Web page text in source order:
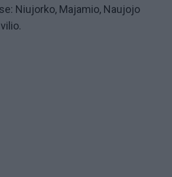
Niujorko, Majamio, Naujojo